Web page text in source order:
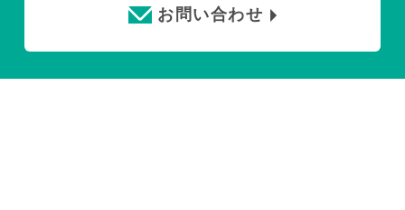
お問い合わせ